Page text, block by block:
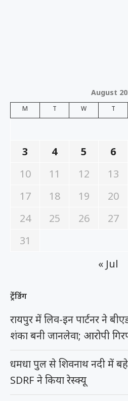
August
M T W T
3
4 5 6
10
11 12 13
17
18 19 20
24
25 26 27
31
« Jul
ट्रेंडिंग
रायपुर में लिव-इन पार्टनर ने बीएड
शंका बनी जानलेवा; आरोपी
धमधा पुल से शिवनाथ नदी में
SDRF ने किया रेस्क्यू